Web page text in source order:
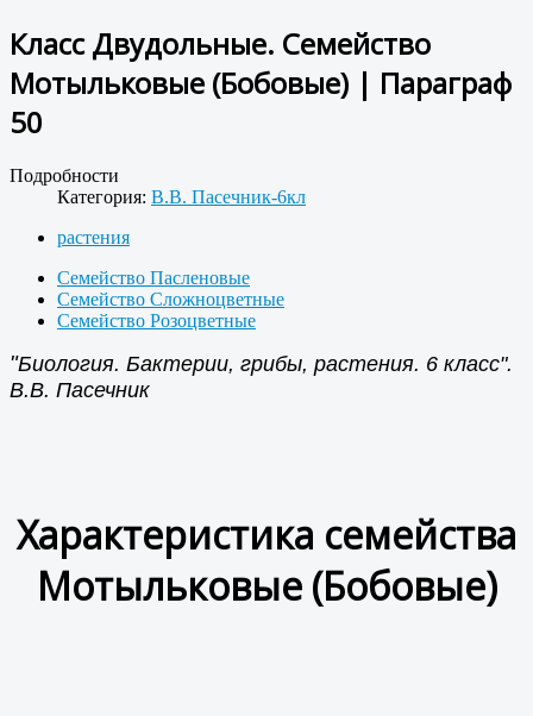
Класс Двудольные. Семейство
Мотыльковые (Бобовые) | Параграф
50
Подробности
Категория: В.В. Пасечник-6кл
растения
Семейство Пасленовые
Семейство Сложноцветные
Семейство Розоцветные
"Биология. Бактерии, грибы, растения. 6 класс".
В.В. Пасечник
Характеристика семейства
Мотыльковые (Бобовые)